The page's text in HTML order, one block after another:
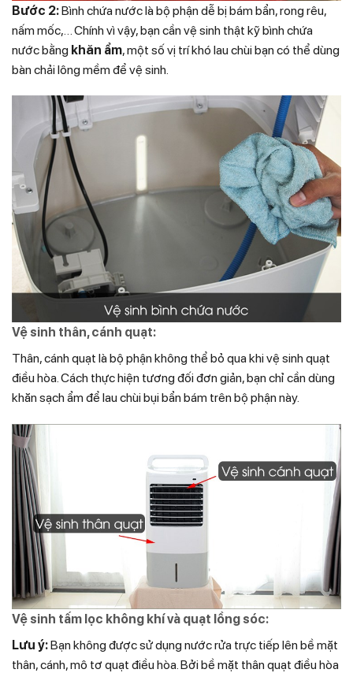
Bước 2:Bình chứa nước là bộ phận dễ bị bám bẩn, rong rêu,
nấm mốc,… Chính vì vậy, bạn cần vệ sinh thật kỹ bình chứa
nước bằng khăn ẩm, một số vị trí khó lau chùi bạn có thể dùng
bàn chải lông mềm để vệ sinh.
Vệ sinh thân, cánh quạt:
Thân, cánh quạt là bộ phận không thể bỏ qua khi vệ sinh quạt
điều hòa. Cách thực hiện tương đối đơn giản, bạn chỉ cần dùng
khăn sạch ẩm để lau chùi bụi bẩn bám trên bộ phận này.
Vệ sinh tấm lọc không khí và quạt lồng sóc:
Lưu ý:Bạn không được sử dụng nước rửa trực tiếp lên bề mặt
thân, cánh, mô tơ quạt điều hòa. Bởi bề mặt thân quạt điều hòa